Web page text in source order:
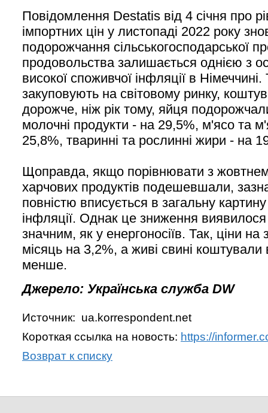
Повідомлення Destatis від 4 січня про
імпортних цін у листопаді 2022 року
подорожчання сільськогосподарської
продовольства залишається однією з
високої споживчої інфляції в
закуповують на світовому ринку,
дорожче, ніж рік тому, яйця
молочні продукти - на 29,5%, м'ясо та
25,8%, тваринні та рослинні жири - на
Щоправда, якщо порівнювати з
харчових продуктів подешевшали,
повністю вписується в загальну
інфляції. Однак це зниження
значним, як у енергоносіїв. Так, ціни на
місяць на 3,2%, а живі свині коштували
менше.
Джерело: Українська служба DW
Источник: ua.korrespondent.net
Короткая ссылка на новость: https://
Возврат к списку